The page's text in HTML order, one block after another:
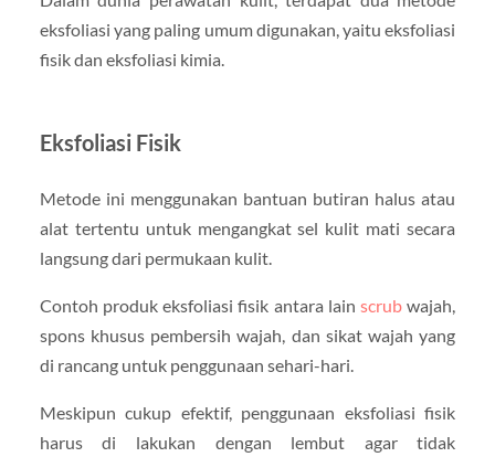
eksfoliasi yang paling umum digunakan, yaitu eksfoliasi
fisik dan eksfoliasi kimia.
Eksfoliasi Fisik
Metode ini menggunakan bantuan butiran halus atau
alat tertentu untuk mengangkat sel kulit mati secara
langsung dari permukaan kulit.
Contoh produk eksfoliasi fisik antara lain scrubwajah,
spons khusus pembersih wajah, dan sikat wajah yang
di rancang untuk penggunaan sehari-hari.
Meskipun cukup efektif, penggunaan eksfoliasi fisik
harus di lakukan dengan lembut agar tidak